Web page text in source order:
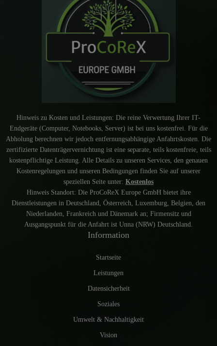
Hinweis zu Kosten und Leistungen: Die reine Verwertung Ihrer IT-
Endgeräte (Computer, Notebooks, Server) ist bei uns kostenfrei. Für die
Abholung berechnen wir jedoch entfernungsabhängige Anfahrtskosten. Die
zertifizierte Datenträgervernichtung ist eine separate, teils kostenfreie, teils
kostenpflichtige Leistung. Alle Details zu unseren Services, den genauen
Kostenregelungen und unseren Bedingungen finden Sie auf unserer
speziellen Seite unter: Kostenlos
Hinweis Standort: Die ProCoReX Europe GmbH bietet ihre
Dienstleistungen in Deutschland, Österreich, Luxemburg, Belgien, den
Niederlanden, Frankreich und Dänemark an; Firmensitz und
Ausgangspunkt für die Anfahrt ist Unna (NRW) Deutschland.
Information
Startseite
Leistungen
Datensicherheit
Soziales
Umwelt & Nachhaltigkeit
Vision